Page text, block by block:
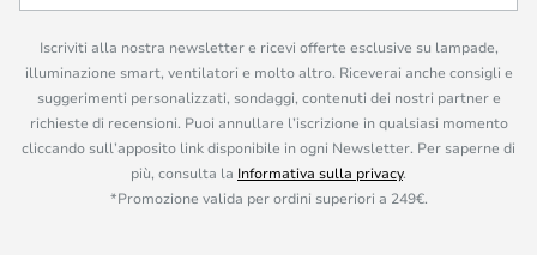
Iscriviti alla nostra newsletter e ricevi offerte esclusive su lampade,
illuminazione smart, ventilatori e molto altro. Riceverai anche consigli e
suggerimenti personalizzati, sondaggi, contenuti dei nostri partner e
richieste di recensioni. Puoi annullare l’iscrizione in qualsiasi momento
cliccando sull’apposito link disponibile in ogni Newsletter. Per saperne di
più, consulta la Informativa sulla privacy.
*Promozione valida per ordini superiori a 249€.